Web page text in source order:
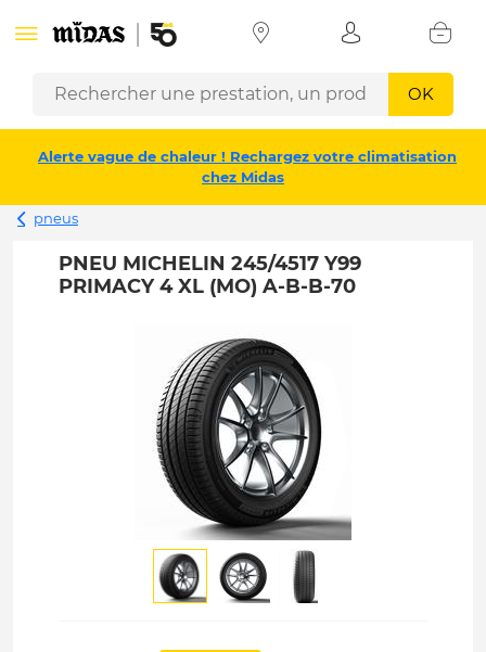
OK
Alerte vague de chaleur ! Rechargez votre climatisation
chez Midas
pneus
PNEU MICHELIN 245/4517 Y99
PRIMACY 4 XL (MO) A-B-B-70